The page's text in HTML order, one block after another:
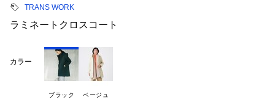
TRANS WORK
ラミネートクロスコート
カラー
ブラック ベージュ